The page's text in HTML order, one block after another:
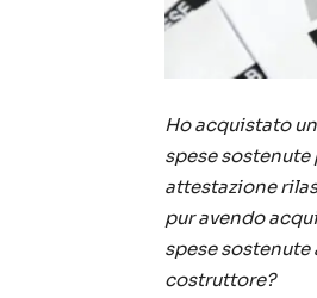
Ho acquistato
spese sostenute
attestazione
pur avendo
spese sostenute
costruttore?